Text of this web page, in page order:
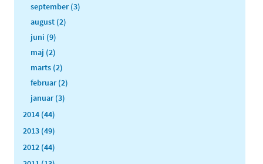
september (3)
august (2)
juni (9)
maj (2)
marts (2)
februar (2)
januar (3)
2014 (44)
2013 (49)
2012 (44)